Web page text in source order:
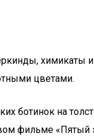
химикаты
цветами.
ботинок на
фильме